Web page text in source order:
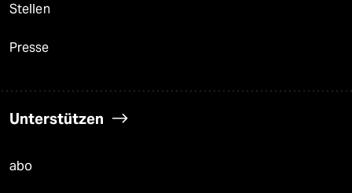
Stellen
Presse
Unterstützen
abo